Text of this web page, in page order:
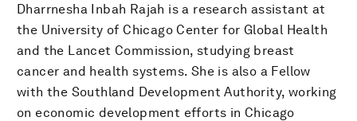
Dharrnesha Inbah Rajah is a research assistant at
the University of Chicago Center for Global Health
and the Lancet Commission, studying breast
cancer and health systems. She is also a Fellow
with the Southland Development Authority, working
on economic development efforts in Chicago